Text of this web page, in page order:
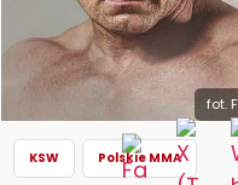
fot.
KSW Polskie MMA